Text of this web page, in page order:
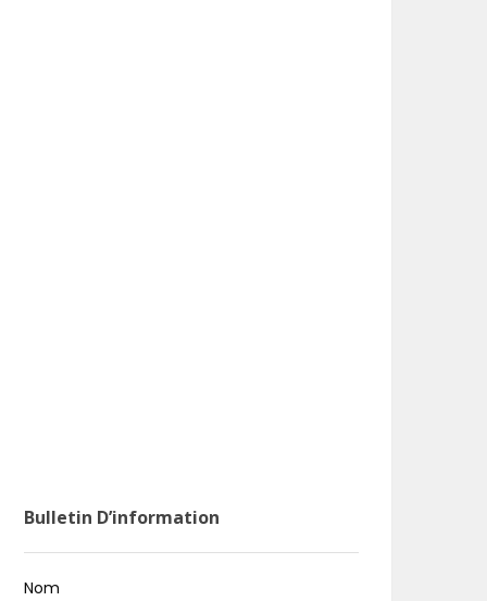
Bulletin D’information
Nom